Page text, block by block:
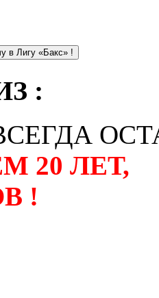
в Лигу «Бакс» !
:
20 ЛЕТ,
!